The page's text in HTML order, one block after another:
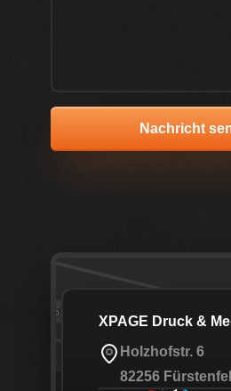
Nachricht
XPAGE Druck &
Holzhofstr. 6
82256